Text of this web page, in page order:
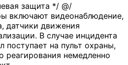
защита */ @/
включают видеонаблюдение,
датчики движения
В случае инцидента
поступает на пульт охраны,
реагирования немедленно